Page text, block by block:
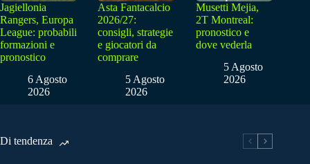
Jagiellonia
Rangers, Europa
League: probabili
formazioni e
pronostico
6 Agosto
2026
Asta Fantacalcio
2026/27:
consigli, strategie
e giocatori da
comprare
5 Agosto
2026
Musetti Mejia,
2T Montreal:
pronostico e
dove vederla
5 Agosto
2026
Di tendenza